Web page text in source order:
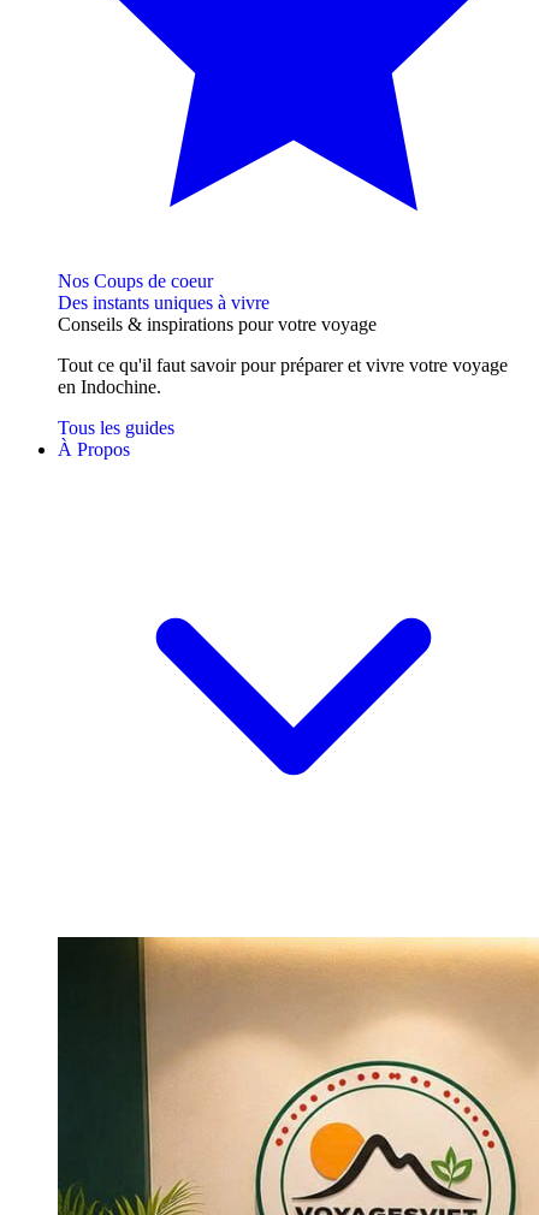
Nos Coups de coeur
Des instants uniques à vivre
Conseils & inspirations pour votre voyage
Tout ce qu'il faut savoir pour préparer et vivre votre voyage
en Indochine.
Tous les guides
À Propos